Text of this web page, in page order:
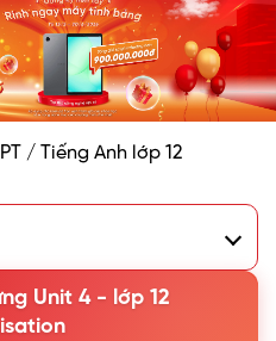
/ Tiếng Anh lớp 12
4 lớp 12
4 lớp 12: Urbanisation
Unit 4 - lớp 12